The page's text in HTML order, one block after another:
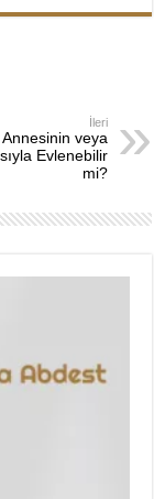
İleri
veya
Evlenebilir
mi?